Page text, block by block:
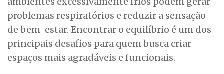
problemas respiratórios e reduzir a sensação
de bem-estar. Encontrar o equilíbrio é um dos
principais desafios para quem busca criar
espaços mais agradáveis e funcionais.